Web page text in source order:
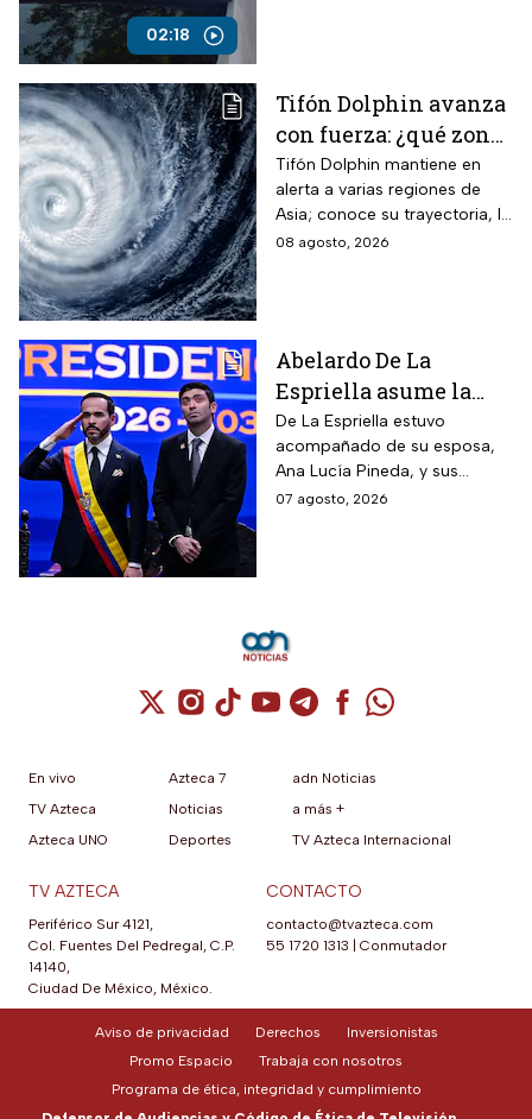
02:18
Tifón Dolphin avanza
con fuerza: ¿qué zonas
están en alerta?
Tifón Dolphin mantiene en
alerta a varias regiones de
Asia; conoce su trayectoria, la
fuerza de sus vientos y qué se
08 agosto, 2026
Abelardo De La
Espriella asume la
presidencia de
Colombia; así fue su
atípica investidura en
Cali
De La Espriella estuvo
acompañado de su esposa,
Ana Lucía Pineda, y sus
cuatro hijos, además de los
07 agosto, 2026
Cuenta de X / Twitter (se abre en una
Cuenta de Instagram (se abre en una
Cuenta de TikTok (se abre en
Cuenta de YouTube (se abre
Cuenta de Telegram (se
Cuenta de
Cuenta de
En vivo
TV Azteca
Azteca UNO
Azteca 7
Noticias
Deportes
adn Noticias
a más +
TV Azteca Internacional
TV AZTECA
Periférico Sur 4121,
Col. Fuentes Del Pedregal, C.P.
14140,
Ciudad De México, México.
CONTACTO
contacto@tvazteca.com
55 1720 1313
Conmutador
Aviso de privacidad Derechos
Inversionistas
Promo Espacio
Trabaja con nosotros
Programa de ética, integridad y cumplimiento